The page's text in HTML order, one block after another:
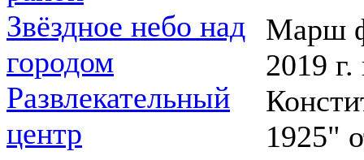
Звёздное небо над
городом
Развлекательный
центр
Марш
2019
1925"